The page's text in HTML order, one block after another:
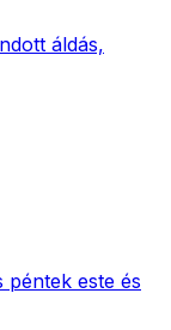
áldás,
este és